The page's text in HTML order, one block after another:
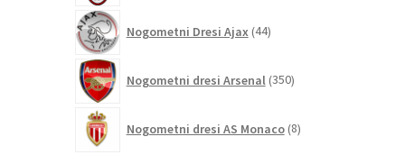
Nogometni Dresi Ajax 44izdelkov
Nogometni dresi Arsenal 350izdelkov
Nogometni dresi AS Monaco 8izdelkov